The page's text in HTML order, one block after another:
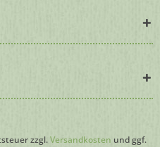
zzgl.Versandkosten und ggf.